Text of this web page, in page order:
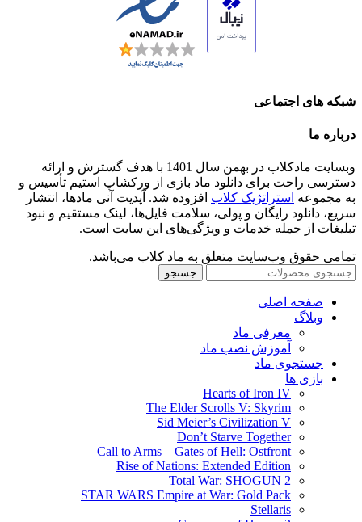
شبکه های اجتماعی
درباره ما
وبسایت مادکلاب در بهمن سال 1401 با هدف گسترش و ارائه
دسترسی راحت برای دانلود ماد بازی از ورکشاپ استیم تأسیس و
به مجموعه استراتژیک کلاب افزوده شد. آپدیت آنی مادها، انتشار
سریع، دانلود رایگان و پولی، سلامت فایل‌ها، لینک مستقیم و نبود
تبلیغات از جمله خدمات و ویژگی‌های این سایت است.
تمامی حقوق وب‌سایت متعلق به ماد کلاب می‌باشد.
جستجو
صفحه اصلی
وبلاگ
معرفی ماد
آموزش نصب ماد
جستجوی ماد
بازی ها
Hearts of Iron IV
The Elder Scrolls V: Skyrim
Sid Meier’s Civilization V
Don’t Starve Together
Call to Arms – Gates of Hell: Ostfront
Rise of Nations: Extended Edition
Total War: SHOGUN 2
STAR WARS Empire at War: Gold Pack
Stellaris